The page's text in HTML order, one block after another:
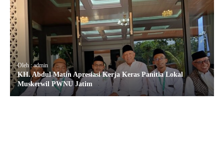
Oleh : admin
KH. Abdul Matin Apresiasi Kerja Keras Panitia Lokal
Muskerwil PWNU Jatim